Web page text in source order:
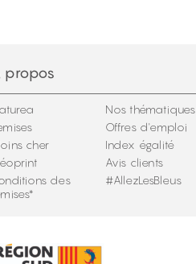
propos
cher
des
Nos thématiques
Offres d'emploi
Index égalité
Avis clients
#AllezLesBleus